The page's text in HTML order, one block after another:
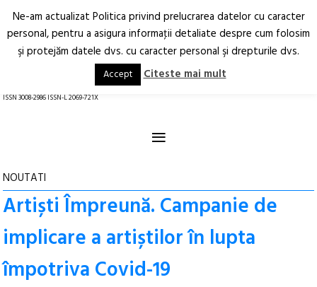
Arhitectură.
Oraș.
RO EN
ISSN 3008-2986 ISSN-L 2069-721X
≡
NOUTATI
Artiști Împreună. Campanie de
implicare a artiștilor în lupta
împotriva Covid-19
Ne-am actualizat Politica privind prelucrarea datelor cu caracter
personal, pentru a asigura informaţii detaliate despre cum folosim
şi protejăm datele dvs. cu caracter personal şi drepturile dvs.
Accept Citeste mai mult